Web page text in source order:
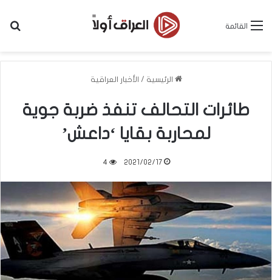
القائمة
الرئيسية / الأخبار العراقية
طائرات التحالف تنفذ ضربة جوية
لمحاربة بقايا ‘داعش’
2021/02/17
4